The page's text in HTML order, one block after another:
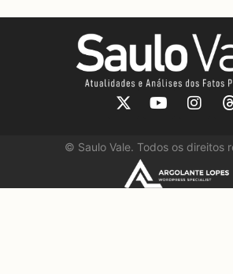
© Saulo Vale. Todos os direitos